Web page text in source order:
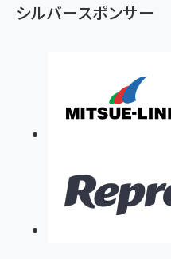
シルバースポンサー